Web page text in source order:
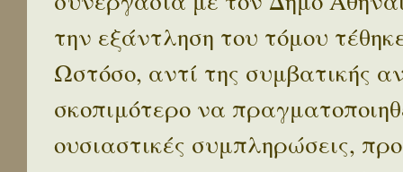
την εξάντληση του τόμου
Ωστόσο, αντί της συμβατικής
σκοπιμότερο να
ουσιαστικές συμπληρώσεις,